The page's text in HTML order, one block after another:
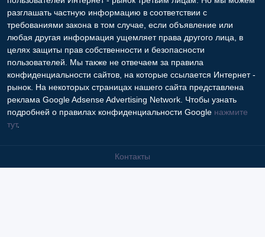
разглашать частную информацию в соответствии с
требованиями закона в том случае, если объявление или
любая другая информация ущемляет права другого лица, в
целях защиты прав собственности и безопасности
пользователей. Мы также не отвечаем за правила
конфиденциальности сайтов, на которые ссылается Интернет -
рынок. На некоторых страницах нашего сайта представлена
реклама Google Adsense Advertising Network. Чтобы узнать
подробней о правилах конфиденциальности Google нажмите
тут.
Контакты